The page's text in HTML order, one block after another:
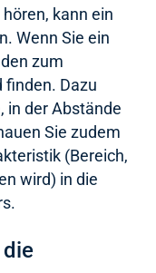
kann ein
Wenn Sie ein
zum
Dazu
in der Abstände
Sie zudem
(Bereich,
wird) in die